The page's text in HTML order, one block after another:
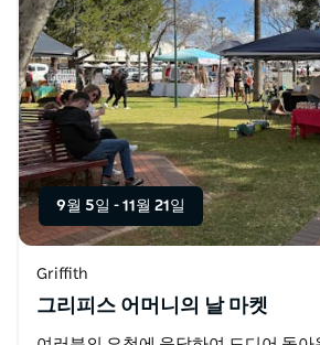
9월 5일 - 11월 21일
Griffith
그리피스 어머니의 날 마켓